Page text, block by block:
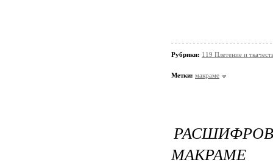
Рубрики: 119 Плетение и
Метки: макраме
МАКРАМЕ